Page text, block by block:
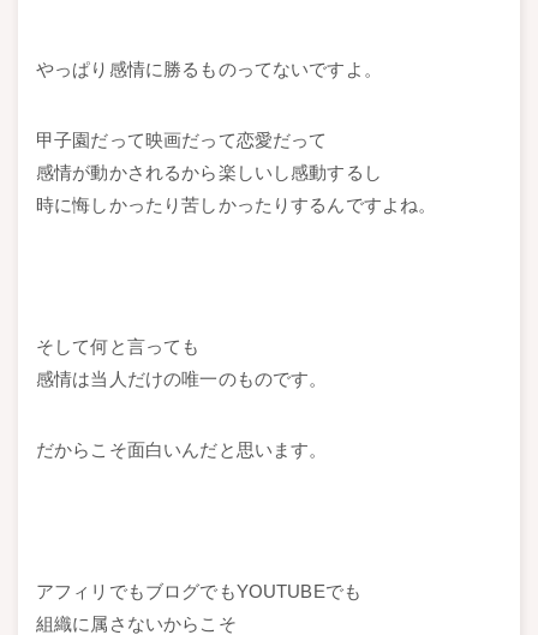
やっぱり感情に勝るものってないですよ。
甲子園だって映画だって恋愛だって
感情が動かされるから楽しいし感動するし
時に悔しかったり苦しかったりするんですよね。
そして何と言っても
感情は当人だけの唯一のものです。
だからこそ面白いんだと思います。
アフィリでもブログでもYOUTUBEでも
組織に属さないからこそ